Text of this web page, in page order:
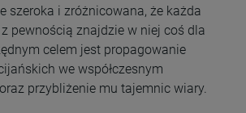
szeroka i zróżnicowana, że każda
pewnością znajdzie w niej coś dla
celem jest propagowanie
we współczesnym
przybliżenie mu tajemnic wiary.